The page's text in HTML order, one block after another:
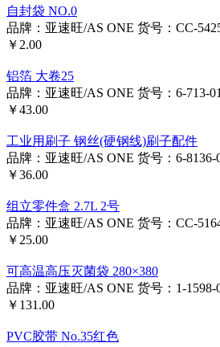
自封袋 NO.0
品牌：亚速旺/AS ONE 货号：CC-
￥2.00
铝箔 大卷25
品牌：亚速旺/AS ONE 货号：6-713-01
￥43.00
工业用刷子 钢丝(硬钢线)刷子配件
品牌：亚速旺/AS ONE 货号：6-8136-
￥36.00
组立零件盒 2.7L 2号
品牌：亚速旺/AS ONE 货号：CC-
￥25.00
可高温高压灭菌袋 280×380
品牌：亚速旺/AS ONE 货号：1-1598-
￥131.00
PVC胶带 No.35红色